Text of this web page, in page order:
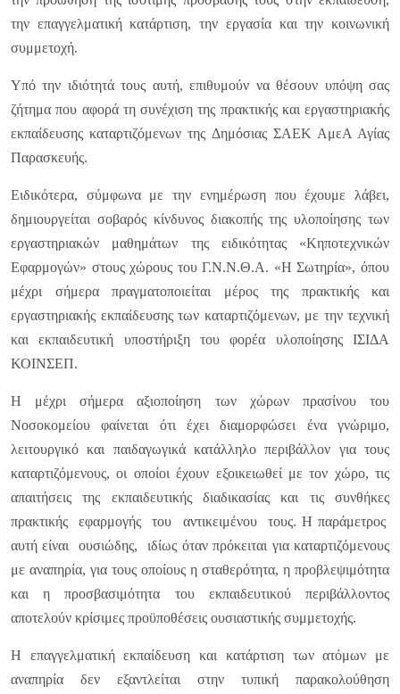
την επαγγελματική κατάρτιση, την εργασία και την κοινωνική
συμμετοχή.
Υπό την ιδιότητά τους αυτή, επιθυμούν να θέσουν υπόψη σας
ζήτημα που αφορά τη συνέχιση της πρακτικής και εργαστηριακής
εκπαίδευσης καταρτιζόμενων της Δημόσιας ΣΑΕΚ ΑμεΑ Αγίας
Παρασκευής.
Ειδικότερα, σύμφωνα με την ενημέρωση που έχουμε λάβει,
δημιουργείται σοβαρός κίνδυνος διακοπής της υλοποίησης των
εργαστηριακών μαθημάτων της ειδικότητας «Κηποτεχνικών
Εφαρμογών» στους χώρους του Γ.Ν.Ν.Θ.Α. «Η Σωτηρία», όπου
μέχρι σήμερα πραγματοποιείται μέρος της πρακτικής και
εργαστηριακής εκπαίδευσης των καταρτιζόμενων, με την τεχνική
και εκπαιδευτική υποστήριξη του φορέα υλοποίησης ΙΣΙΔΑ
ΚΟΙΝΣΕΠ.
Η μέχρι σήμερα αξιοποίηση των χώρων πρασίνου του
Νοσοκομείου φαίνεται ότι έχει διαμορφώσει ένα γνώριμο,
λειτουργικό και παιδαγωγικά κατάλληλο περιβάλλον για τους
καταρτιζόμενους, οι οποίοι έχουν εξοικειωθεί με τον χώρο, τις
απαιτήσεις της εκπαιδευτικής διαδικασίας και τις συνθήκες
πρακτικής εφαρμογής του αντικειμένου τους. Η παράμετρος
αυτή είναι ουσιώδης, ιδίως όταν πρόκειται για καταρτιζόμενους
με αναπηρία, για τους οποίους η σταθερότητα, η προβλεψιμότητα
και η προσβασιμότητα του εκπαιδευτικού περιβάλλοντος
αποτελούν κρίσιμες προϋποθέσεις ουσιαστικής συμμετοχής.
Η επαγγελματική εκπαίδευση και κατάρτιση των ατόμων με
αναπηρία δεν εξαντλείται στην τυπική παρακολούθηση